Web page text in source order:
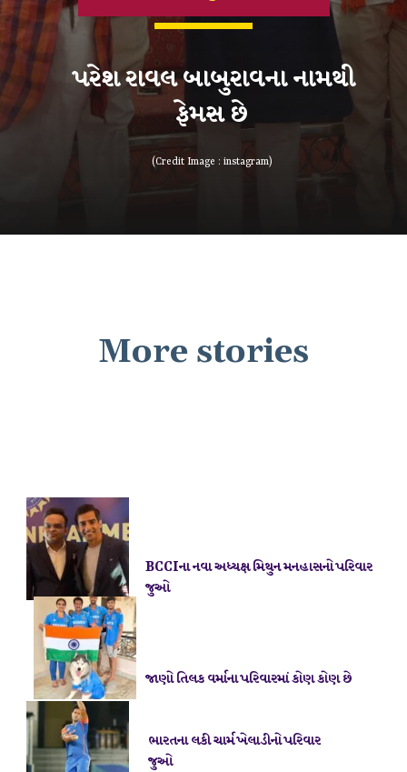
(Credit Image : instagram)
પરેશ રાવલ બાબુરાવના નામથી
ફેમસ છે
More stories
BCCIના નવા અધ્યક્ષ મિથુન મનહાસનો પરિવાર
જુઓ
જાણો તિલક વર્માના પરિવારમાં કોણ કોણ છે
ભારતના લકી ચાર્મ ખેલાડીનો પરિવાર
જુઓ